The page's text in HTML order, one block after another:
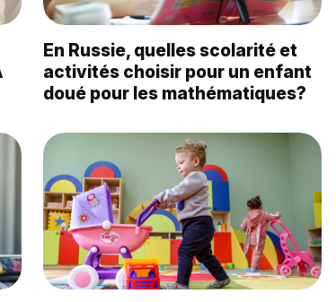
En Russie, quelles scolarité et
activités choisir pour un enfant
doué pour les mathématiques?